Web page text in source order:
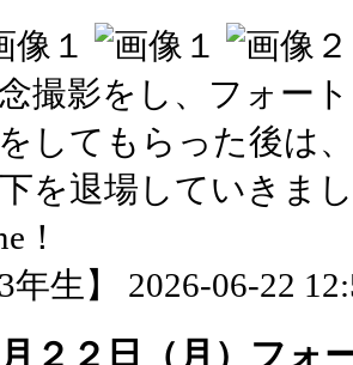
撮影をし、フォー
してもらった後は
を退場していきま
！
3年生】 2026-06-22
２２日（月）フォ